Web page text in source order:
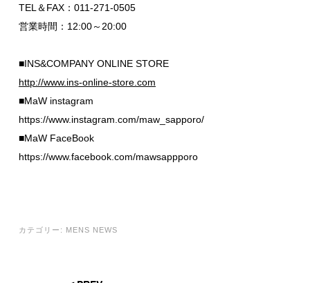
TEL＆FAX：011-271-0505
営業時間：12:00～20:00
■INS&COMPANY ONLINE STORE
http://www.ins-online-store.com
■MaW instagram
https://www.instagram.com/maw_sapporo/
■MaW FaceBook
https://www.facebook.com/mawsappporo
カテゴリー: MENS NEWS